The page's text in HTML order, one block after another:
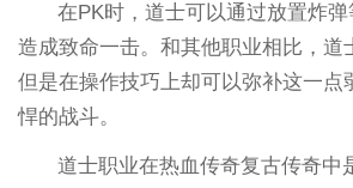
在PK时，道士可以通过放置炸
造成致命一击。和其他职业相比，道
但是在操作技巧上却可以弥补这一点
悍的战斗。
道士职业在热血传奇复古传奇中